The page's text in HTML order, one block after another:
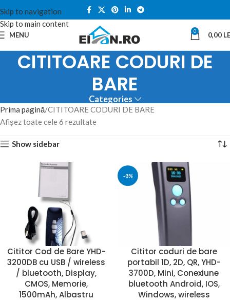
Skip to navigation
Skip to main content
MENU 0 0,00
CITITOARE CODURI DE
BARE
Categories
Prima pagină CITITOARE CODURI DE BARE
Afișez toate cele 6 rezultate
Show sidebar
Cititor Cod de Bare YHD-
3200DB cu USB / wireless
/ bluetooth, Display,
CMOS, Memorie,
1500mAh, Albastru
-8%
Cititor coduri de bare
portabil 1D, 2D, QR, YHD-
3700D, Mini, Conexiune
bluetooth Android, IOS,
Windows, wireless